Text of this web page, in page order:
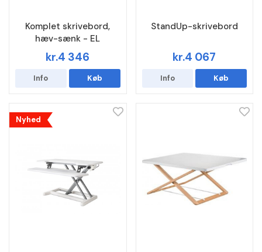
Komplet skrivebord,
hæv-sænk - EL
kr.4 346
Info Køb
StandUp-skrivebord
kr.4 067
Info Køb
Nyhed